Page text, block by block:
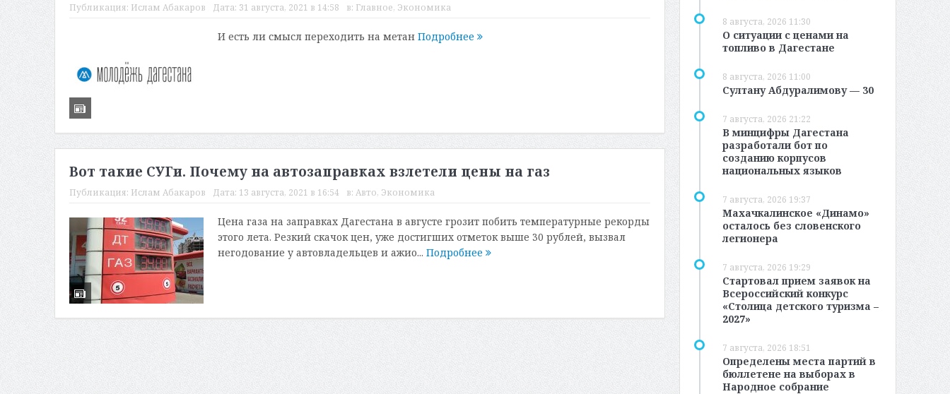
Публикация: Ислам Абакаров Дата: 31 августа, 2021 в 14:58 в: Главное, Экономика
И есть ли смысл переходить на метан Подробнее
Вот такие СУГи. Почему на автозаправках взлетели цены на газ
Публикация: Ислам Абакаров Дата: 13 августа, 2021 в 16:54 в: Авто, Экономика
Цена газа на заправках Дагестана в августе грозит побить температурные рекорды
этого лета. Резкий скачок цен, уже достигших отметок выше 30 рублей, вызвал
негодование у автовладельцев и ажио... Подробнее
8 августа, 2026 11:30
О ситуации с ценами на
топливо в Дагестане
8 августа, 2026 11:00
Султану Абдуралимову — 30
7 августа, 2026 21:22
В минцифры Дагестана
разработали бот по
созданию корпусов
национальных языков
7 августа, 2026 19:37
Махачкалинское «Динамо»
осталось без словенского
легионера
7 августа, 2026 19:29
Стартовал прием заявок на
Всероссийский конкурс
«Столица детского туризма –
2027»
7 августа, 2026 18:51
Определены места партий в
бюллетене на выборах в
Народное собрание